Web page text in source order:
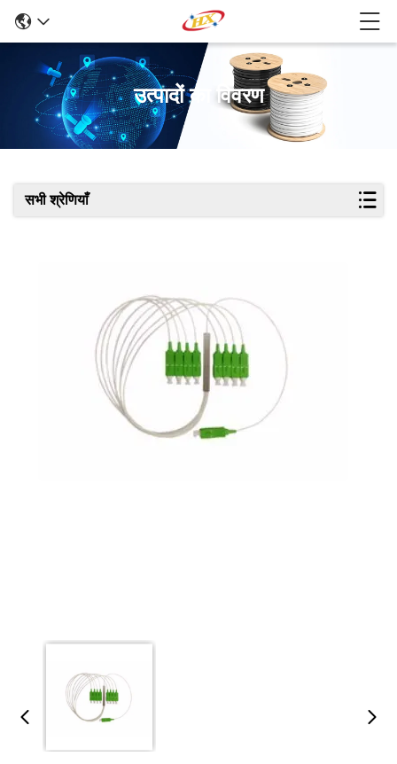
उत्पादों का विवरण
सभी श्रेणियाँ